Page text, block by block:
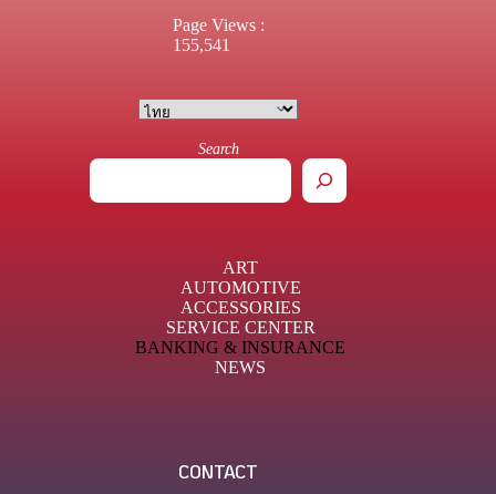
Page Views :
155,541
Search
ART
AUTOMOTIVE
ACCESSORIES
SERVICE CENTER
BANKING & INSURANCE
NEWS
CONTACT